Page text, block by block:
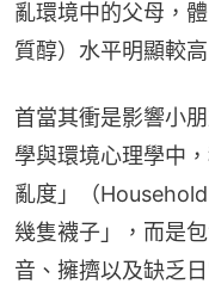
亂環境中的父母，
質醇）水平明顯較高
首當其衝是影響小
學與環境心理學中
亂度」（
幾隻襪子」，而是
音、擁擠以及缺乏